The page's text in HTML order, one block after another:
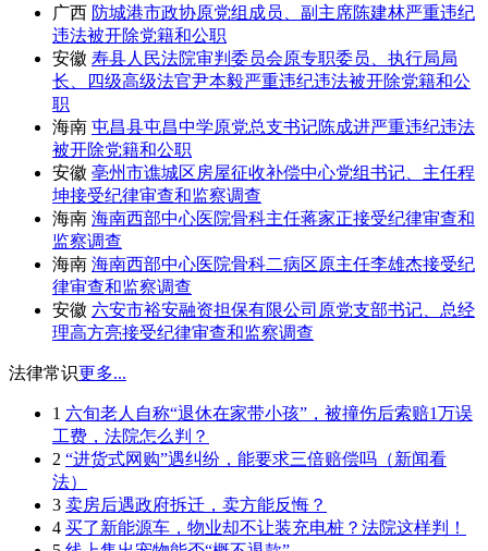
广西 防城港市政协原党组成员、副主席陈建林严重违纪
违法被开除党籍和公职
安徽 寿县人民法院审判委员会原专职委员、执行局局
长、四级高级法官尹本毅严重违纪违法被开除党籍和公
职
海南 屯昌县屯昌中学原党总支书记陈成进严重违纪违法
被开除党籍和公职
安徽 亳州市谯城区房屋征收补偿中心党组书记、主任程
坤接受纪律审查和监察调查
海南 海南西部中心医院骨科主任蒋家正接受纪律审查和
监察调查
海南 海南西部中心医院骨科二病区原主任李雄杰接受纪
律审查和监察调查
安徽 六安市裕安融资担保有限公司原党支部书记、总经
理高方亮接受纪律审查和监察调查
法律常识更多...
1 六旬老人自称“退休在家带小孩”，被撞伤后索赔1万误
工费，法院怎么判？
2 “进货式网购”遇纠纷，能要求三倍赔偿吗（新闻看
法）
3 卖房后遇政府拆迁，卖方能反悔？
4 买了新能源车，物业却不让装充电桩？法院这样判！